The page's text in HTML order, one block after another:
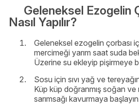
Geleneksel Ezogelin
Nasıl Yapılır?
Geleneksel ezogelin çorbası
mercimeği yarım saat suda
Üzerine su ekleyip pişirmeye
Sosu için sıvı yağ ve
Küp küp doğranmış soğan ve
sarımsağı kavurmaya